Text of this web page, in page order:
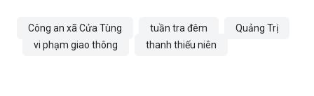
Công an xã Cửa Tùng tuần tra đêm
Quảng Trị
vi phạm giao thông
thanh thiếu niên